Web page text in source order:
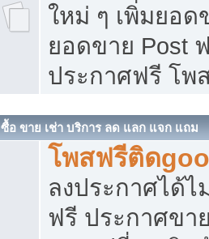
ใหม่ ๆ เพิ่มยอด
ยอดขาย Post
ประกาศฟรี โพ
ซื้อ ขาย เช่า บริการ ลด แลก แจก แถม
โพสฟรีติด
ลงประกาศได้
ฟรี ประกาศข